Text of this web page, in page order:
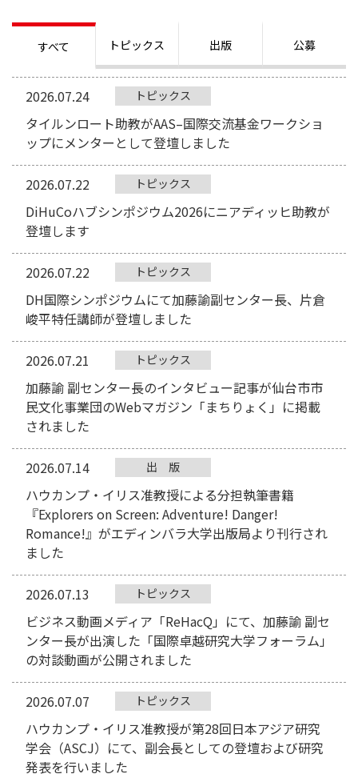
すべて トピックス 出版 公募
2026.07.24 トピックス
タイルンロート助教がAAS–国際交流基金ワークショ
ップにメンターとして登壇しました
2026.07.22 トピックス
DiHuCoハブシンポジウム2026にニアディッヒ助教が
登壇します
2026.07.22 トピックス
DH国際シンポジウムにて加藤諭副センター長、片倉
峻平特任講師が登壇しました
2026.07.21 トピックス
加藤諭 副センター長のインタビュー記事が仙台市市
民文化事業団のWebマガジン「まちりょく」に掲載
されました
2026.07.14 出版
ハウカンプ・イリス准教授による分担執筆書籍
『Explorers on Screen: Adventure! Danger!
Romance!』がエディンバラ大学出版局より刊行され
ました
2026.07.13 トピックス
ビジネス動画メディア「ReHacQ」にて、加藤諭 副セ
ンター長が出演した「国際卓越研究大学フォーラム」
の対談動画が公開されました
2026.07.07 トピックス
ハウカンプ・イリス准教授が第28回日本アジア研究
学会（ASCJ）にて、副会長としての登壇および研究
発表を行いました